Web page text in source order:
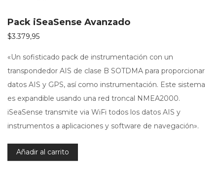
Pack iSeaSense Avanzado
$3.379,95
«Un sofisticado pack de instrumentación con un
transpondedor AIS de clase B SOTDMA para proporcionar
datos AIS y GPS, así como instrumentación. Este sistema
es expandible usando una red troncal NMEA2000.
iSeaSense transmite via WiFi todos los datos AIS y
instrumentos a aplicaciones y software de navegación».
Añadir al carrito